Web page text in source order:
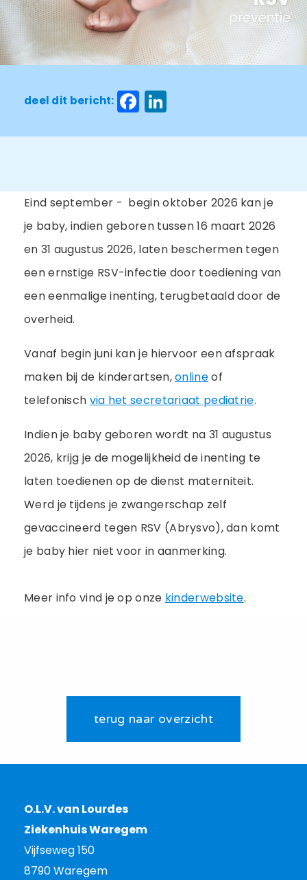
deel dit bericht: Facebook
LinkedIn
Eind september - begin oktober 2026 kan je
je baby, indien geboren tussen 16 maart 2026
en 31 augustus 2026, laten beschermen tegen
een ernstige RSV-infectie door toediening van
een eenmalige inenting, terugbetaald door de
overheid.
Vanaf begin juni kan je hiervoor een afspraak
maken bij de kinderartsen,onlineof
telefonisch via het secretariaat pediatrie.
Indien je baby geboren wordt na 31 augustus
2026, krijg je de mogelijkheid de inenting te
laten toedienen op de dienst materniteit.
Werd je tijdens je zwangerschap zelf
gevaccineerd tegen RSV (Abrysvo), dan komt
je baby hier niet voor in aanmerking.
Meer info vind je op onze kinderwebsite.
terug naar overzicht
O.L.V. van Lourdes
Ziekenhuis Waregem
Vijfseweg 150
8790 Waregem